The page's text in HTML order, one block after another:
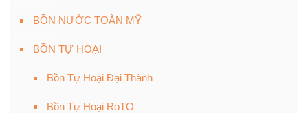
BỒN NƯỚC TOÀN MỸ
BỒN TỰ HOẠI
Bồn Tự Hoại Đại Thành
Bồn Tự Hoại RoTO